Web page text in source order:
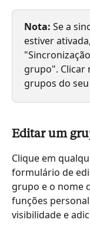
Nota: Se a
estiver
grupo". Clicar
grupos do
Editar um
Clique em
formulário de
grupo e o nome
funções
visibilidade e